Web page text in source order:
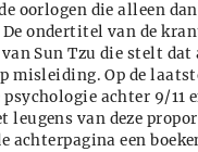
oorlogen die alleen
De ondertitel van de
Sun Tzu die stelt dat
misleiding. Op de
psychologie achter 9/11
leugens van deze
achterpagina een